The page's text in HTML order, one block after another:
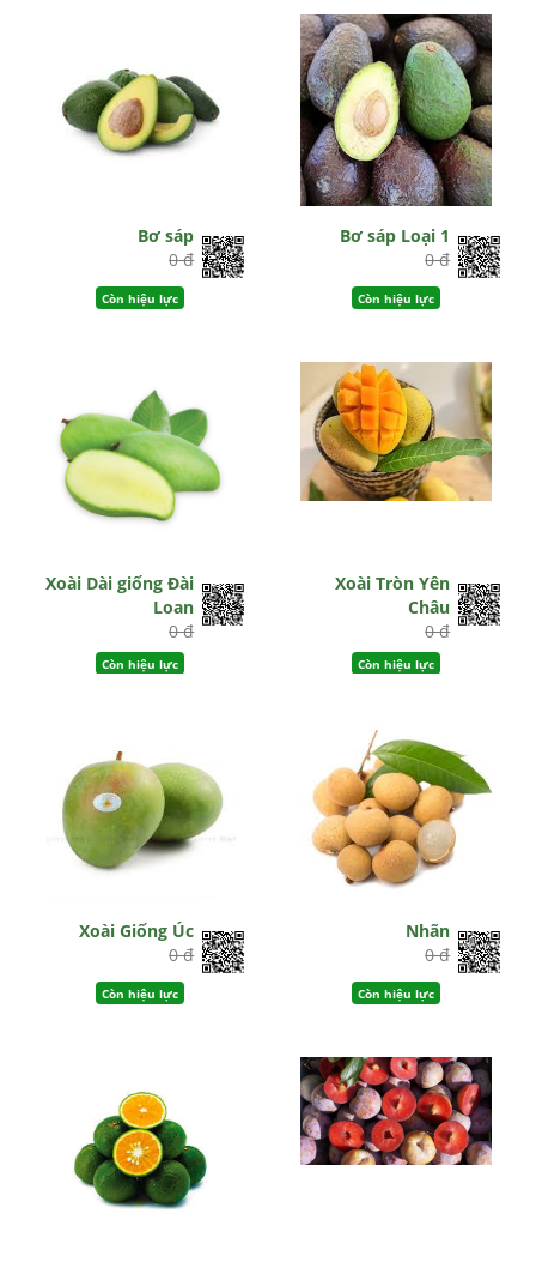
Bơ sáp
0 đ
Còn hiệu lực
Bơ sáp Loại 1
0 đ
Còn hiệu lực
Xoài Dài giống Đài
Loan
0 đ
Còn hiệu lực
Xoài Tròn Yên
Châu
0 đ
Còn hiệu lực
Xoài Giống Úc
0 đ
Còn hiệu lực
Nhãn
0 đ
Còn hiệu lực